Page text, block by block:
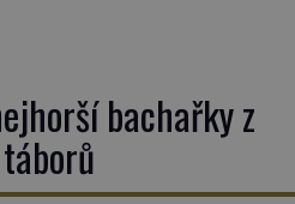
bachařky z